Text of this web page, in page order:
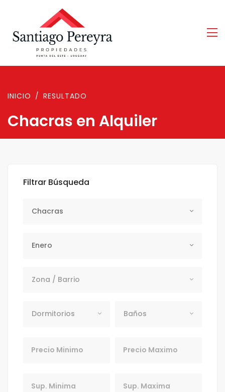
INICIO RESULTADO
Chacras en Alquiler
Filtrar Búsqueda
Chacras
Enero
Zona / Barrio
Zona / Barrio
Dormitorios Baños